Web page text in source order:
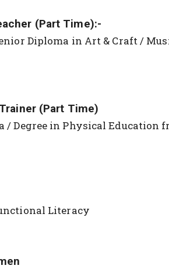
(Part Time):-
Diploma in Art & Craft /
(Part Time)
/ Degree in Physical Education
Literacy